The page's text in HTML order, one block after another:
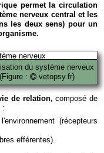
permet la circulation
nerveux central et les
les deux sens) pour un
du système nerveux
(Figure :
vetopsy.fr)
de relation, composé de
:
(récepteurs
efférentes).